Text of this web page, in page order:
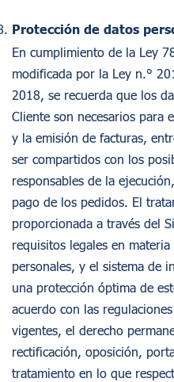
Protección de datos
En cumplimiento de la Ley
modificada por la Ley n.°
2018, se recuerda que los
Cliente son necesarios para
y la emisión de facturas,
ser compartidos con los
responsables de la
pago de los pedidos. El
proporcionada a través del
requisitos legales en
personales, y el sistema de
una protección óptima de
acuerdo con las
vigentes, el derecho
rectificación, oposición,
tratamiento en lo que